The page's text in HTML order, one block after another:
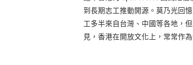
到長期志工推動開源。莫乃光回
工多半來自台灣、中國等各地，
見，香港在開放文化上，常常作